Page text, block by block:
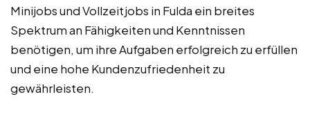
Minijobs und Vollzeitjobs in Fulda ein breites
Spektrum an Fähigkeiten und Kenntnissen
benötigen, um ihre Aufgaben erfolgreich zu erfüllen
und eine hohe Kundenzufriedenheit zu
gewährleisten.